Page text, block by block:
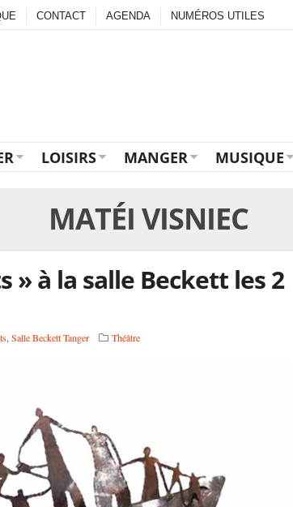
CONTACT AGENDA NUMÉROS UTILES
LOISIRS MANGER MUSIQUE
MATÉI VISNIEC
à la salle Beckett les 2
,Salle Beckett Tanger Théâtre